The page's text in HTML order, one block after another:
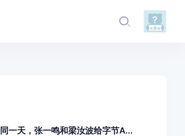
同一天，张一鸣和梁汝波给字节A...